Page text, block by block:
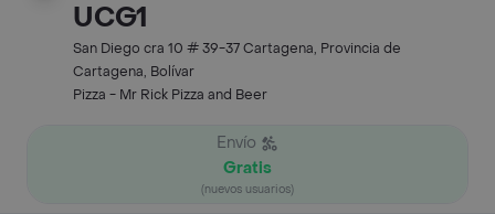
UCG1
San Diego cra 10 # 39-37 Cartagena, Provincia de
Cartagena, Bolívar
Pizza - Mr Rick Pizza and Beer
Envío
Gratis
(nuevos usuarios)